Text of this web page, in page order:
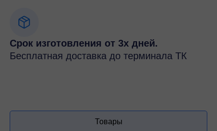
Срок изготовления от 3х дней.
Бесплатная доставка до терминала ТК
Товары